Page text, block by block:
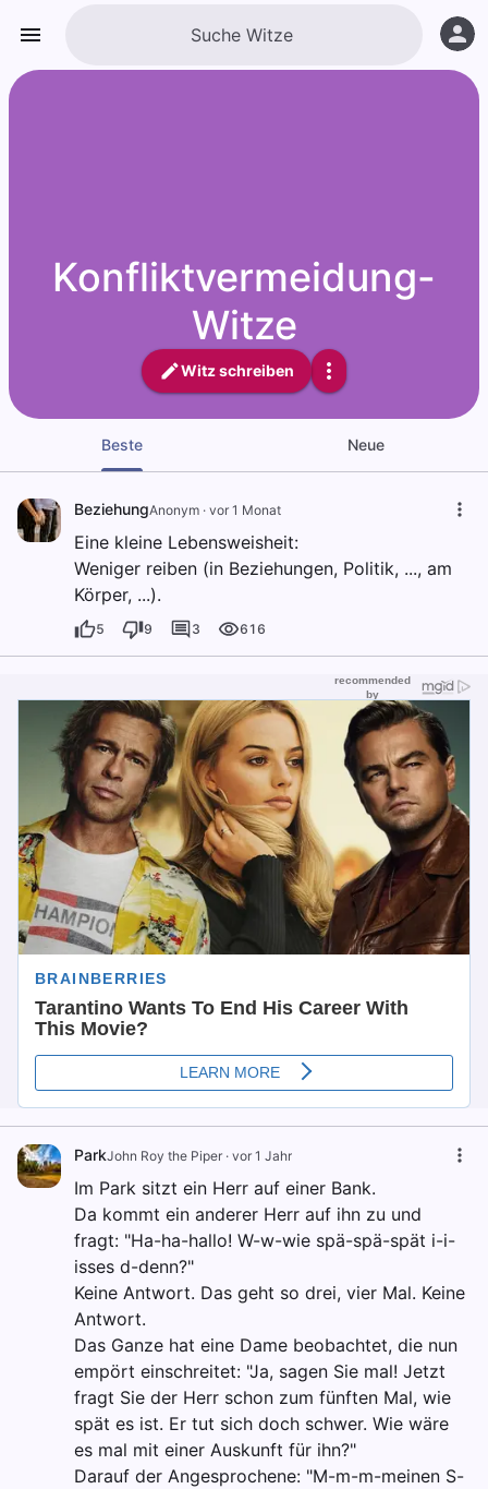
Konfliktvermeidung-
Witze
Witz schreiben
Beste Neue
BeziehungAnonym · vor 1 Monat
Eine kleine Lebensweisheit:
Weniger reiben (in Beziehungen, Politik, ..., am
Körper, ...).
5 9 3 616
ParkJohn Roy the Piper · vor 1 Jahr
Im Park sitzt ein Herr auf einer Bank.
Da kommt ein anderer Herr auf ihn zu und
fragt: "Ha-ha-hallo! W-w-wie spä-spä-spät i-i-
isses d-denn?"
Keine Antwort. Das geht so drei, vier Mal. Keine
Antwort.
Das Ganze hat eine Dame beobachtet, die nun
empört einschreitet: "Ja, sagen Sie mal! Jetzt
fragt Sie der Herr schon zum fünften Mal, wie
spät es ist. Er tut sich doch schwer. Wie wäre
es mal mit einer Auskunft für ihn?"
Darauf der Angesprochene: "M-m-m-meinen S-